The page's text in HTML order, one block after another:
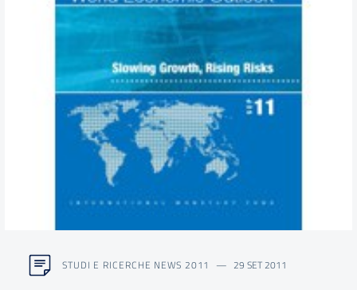
STUDI E RICERCHE NEWS 2011 29 SET 2011